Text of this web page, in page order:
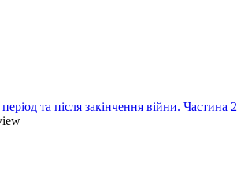
та після закінчення війни. Частина 2